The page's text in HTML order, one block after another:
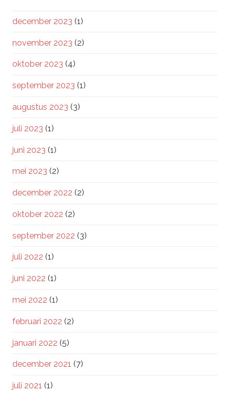
december 2023 (1)
november 2023 (2)
oktober 2023 (4)
september 2023 (1)
augustus 2023 (3)
juli 2023 (1)
juni 2023 (1)
mei 2023 (2)
december 2022 (2)
oktober 2022 (2)
september 2022 (3)
juli 2022 (1)
juni 2022 (1)
mei 2022 (1)
februari 2022 (2)
januari 2022 (5)
december 2021 (7)
juli 2021 (1)